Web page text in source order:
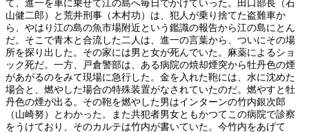
て、進一を車に乗せて江の島へ毎日でかけていった。田口部長（石
山健二郎）と荒井刑事（木村功）は、犯人が乗り捨てた盗難車か
ら、やはり江の島の魚市場附近という鑑識の報告から江の島にとん
だ。そこで青木と合流した二人は、進一の言葉から、ついにその場
所を探り出した。その家には男と女が死んでいた。麻薬によるショ
ック死だ。一方、戸倉警部は、ある病院の焼却煙突から牡丹色の煙
があがるのをみて現場に急行した。金を入れた鞄には、水に沈めた
場合と、燃やした場合の特殊装置がなされていたのだ。燃やすと牡
丹色の煙が出る。その鞄を燃やした男はインターンの竹内銀次郎
（山崎努）とわかった。また共犯者男女ともかつてこの病院で診察
をうけており、そのカルテは竹内が書いていた。今竹内をあげて